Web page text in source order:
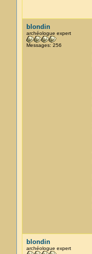
blondin
archéologue expert
Messages: 256
blondin
archéologue expert